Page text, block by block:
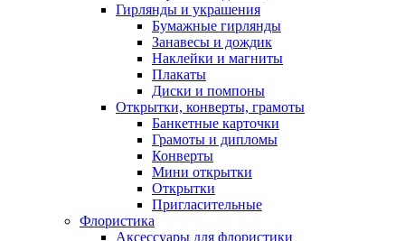
Гирлянды и украшения
Бумажные гирлянды
Занавесы и дождик
Наклейки и магниты
Плакаты
Диски и помпоны
Открытки, конверты, грамоты
Банкетные карточки
Грамоты и дипломы
Конверты
Мини открытки
Открытки
Пригласительные
Флористика
Аксессуары для флористики